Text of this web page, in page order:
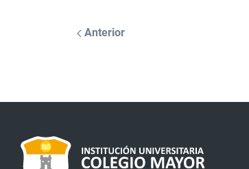
Anterior